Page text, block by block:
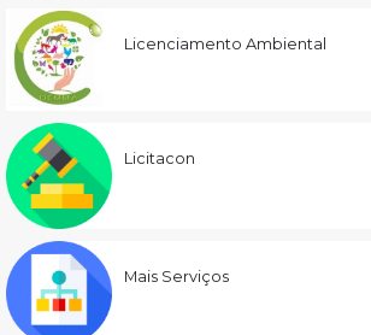
Licenciamento Ambiental
Licitacon
Mais Serviços